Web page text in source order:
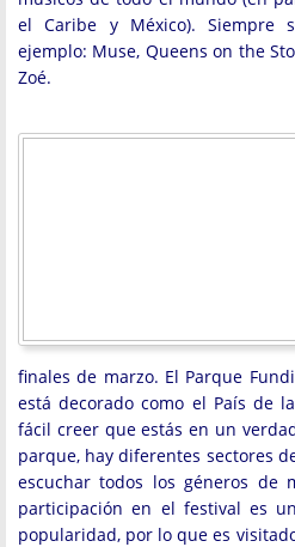
el Caribe y México). Siempre
ejemplo: Muse, Queens on the
Zoé.
finales de marzo. El Parque
está decorado como el País de
fácil creer que estás en un
parque, hay diferentes sectores
escuchar todos los géneros de
participación en el festival es
popularidad, por lo que es